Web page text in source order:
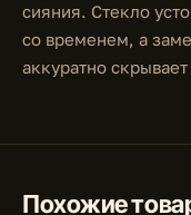
сияния. Стекло
со временем, а
аккуратно
Похожие